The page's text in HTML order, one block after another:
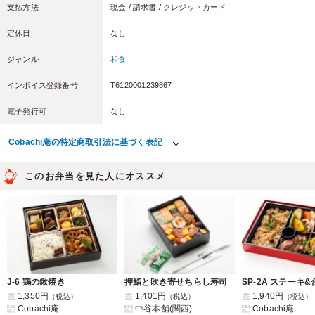
支払方法 現金 / 請求書 / クレジットカード
定休日 なし
ジャンル 和食
インボイス登録番号 T6120001239867
電子発行可 なし
Cobachi庵の特定商取引法に基づく表記
このお弁当を見た人にオススメ
J-6 鶏の鍬焼き
1,350円
（税込）
Cobachi庵
押鮨と吹き寄せちらし寿司
1,401円
（税込）
中谷本舗(関西)
1,940円 （税込）
Cobachi庵